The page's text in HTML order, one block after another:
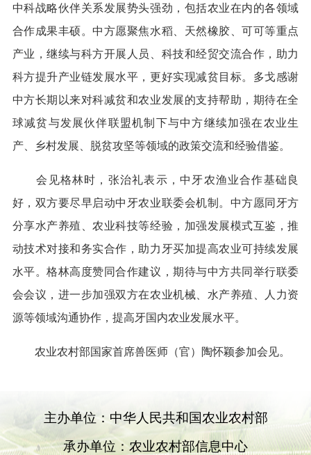
中科战略伙伴关系发展势头强劲，包括农业在内的各领域
合作成果丰硕。中方愿聚焦水稻、天然橡胶、可可等重点
产业，继续与科方开展人员、科技和经贸交流合作，助力
科方提升产业链发展水平，更好实现减贫目标。多戈感谢
中方长期以来对科减贫和农业发展的支持帮助，期待在全
球减贫与发展伙伴联盟机制下与中方继续加强在农业生
产、乡村发展、脱贫攻坚等领域的政策交流和经验借鉴。
会见格林时，张治礼表示，中牙农渔业合作基础良
好，双方要尽早启动中牙农业联委会机制。中方愿同牙方
分享水产养殖、农业科技等经验，加强发展模式互鉴，推
动技术对接和务实合作，助力牙买加提高农业可持续发展
水平。格林高度赞同合作建议，期待与中方共同举行联委
会会议，进一步加强双方在农业机械、水产养殖、人力资
源等领域沟通协作，提高牙国内农业发展水平。
农业农村部国家首席兽医师（官）陶怀颖参加会见。
主办单位：中华人民共和国农业农村部
承办单位：农业农村部信息中心